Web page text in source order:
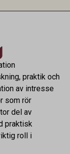
praktik och
av intresse
som rör
del av
praktisk
roll i